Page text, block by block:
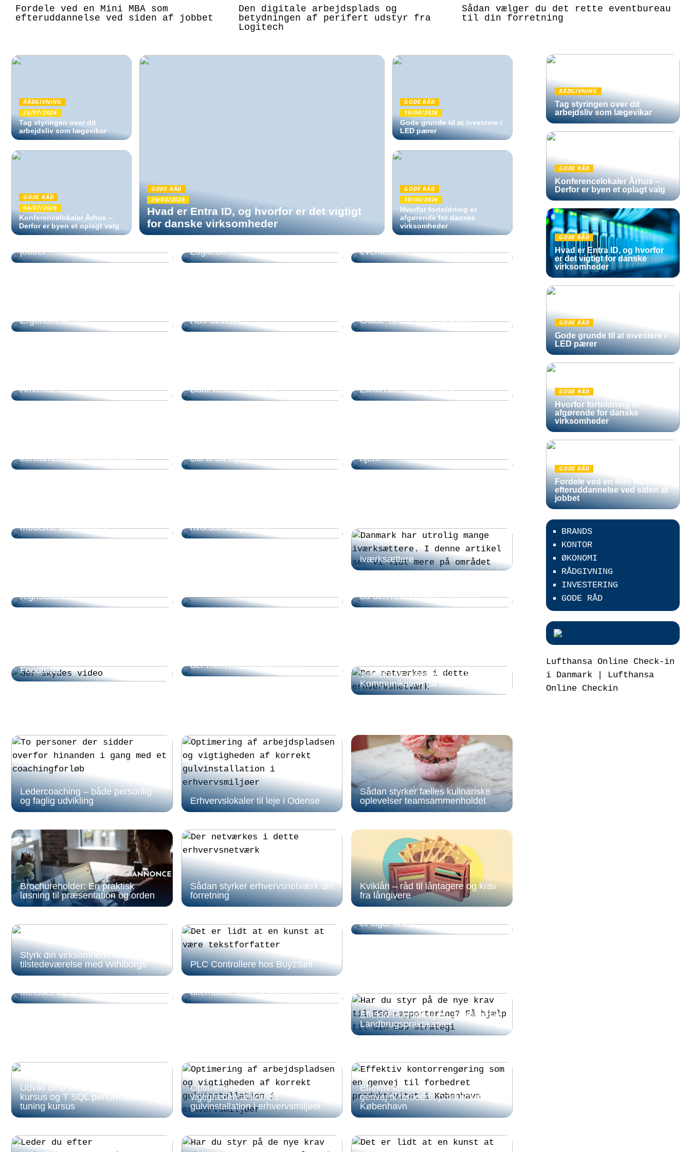
Fordele ved en Mini MBA som
efteruddannelse ved siden af jobbet
Den digitale arbejdsplads og
betydningen af perifert udstyr fra
Logitech
Sådan vælger du det rette eventbureau
til din forretning
RÅDGIVNING
25/07/2026
Tag styringen over dit
arbejdsliv som lægevikar
GODE RÅD
04/07/2026
Konferencelokaler Århus –
Derfor er byen et oplagt valg
GODE RÅD
29/04/2026
Hvad er Entra ID, og hvorfor er det vigtigt
for danske virksomheder
GODE RÅD
18/04/2026
Gode grunde til at investere i
LED pærer
GODE RÅD
10/04/2026
Hvorfor fortoldning er
afgørende for danske
virksomheder
Fordele ved en Mini MBA som
jobbet
Den digitale arbejdsplads og
Logitech
eventbureau til din forretning
Ergonomisk Stol
Hos Severin
Guide Til Effektive Løsninger
Anvendelse
Badeværelse Perfekt
Elektriske Sækkevogne
konkurrencepræget hverdag
Stil til Dit Hjem
hjem
moderne virksomheder
hvordan fungerer de?
iværksættere
regnskabsåret
du den rettet til din restaurant?
Foodtruck
der motiverer medarbejdere
Videokonferenceudstyr – Effektiv
Kommunikation på Distancen
Ledercoaching – både personlig
og faglig udvikling
Erhvervslokaler til leje i Odense
Sådan styrker fælles kulinariske
oplevelser teamsammenholdet
Brochureholder: En praktisk
løsning til præsentation og orden
Sådan styrker erhvervsnetværk din
forretning
Kviklån – råd til låntagere og krav
fra långivere
Styrk din virksomheds online
tilstedeværelse med Wihlborgs
PLC Controllere hos Buy2Sell
et lager til leje
Metoder og Teknologier
alternative finansieringsmuligheder
Effektiv Formidling af Udenlandske
Landbrugspraktikanter
Udvikl dine færdigheder med SQL
kursus og T SQL performance
tuning kursus
Optimering af arbejdspladsen og
vigtigheden af korrekt
gulvinstallation i erhvervsmiljøer
Effektiv kontorrengøring som en
genvej til forbedret produktivitet i
København
RÅDGIVNING
Tag styringen over dit
arbejdsliv som lægevikar
GODE RÅD
Konferencelokaler Århus –
Derfor er byen et oplagt valg
GODE RÅD
Hvad er Entra ID, og hvorfor
er det vigtigt for danske
virksomheder
GODE RÅD
Gode grunde til at investere i
LED pærer
GODE RÅD
Hvorfor fortoldning er
afgørende for danske
virksomheder
GODE RÅD
Fordele ved en Mini MBA som
efteruddannelse ved siden af
jobbet
BRANDS
KONTOR
ØKONOMI
RÅDGIVNING
INVESTERING
GODE RÅD
Lufthansa Online Check-in
i Danmark | Lufthansa
Online Checkin